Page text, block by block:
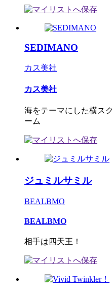
SEDIMANO
カス美社
カス美社
海をテーマにした横ス
ーム
ジュミルサミル
BEALBMO
BEALBMO
相手は四天王！